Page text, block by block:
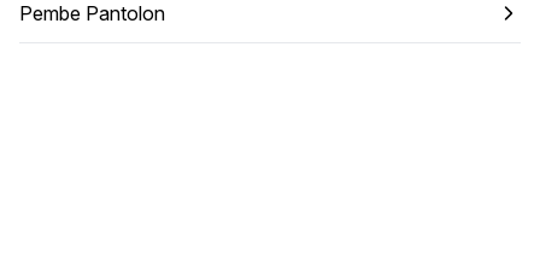
Pembe Pantolon